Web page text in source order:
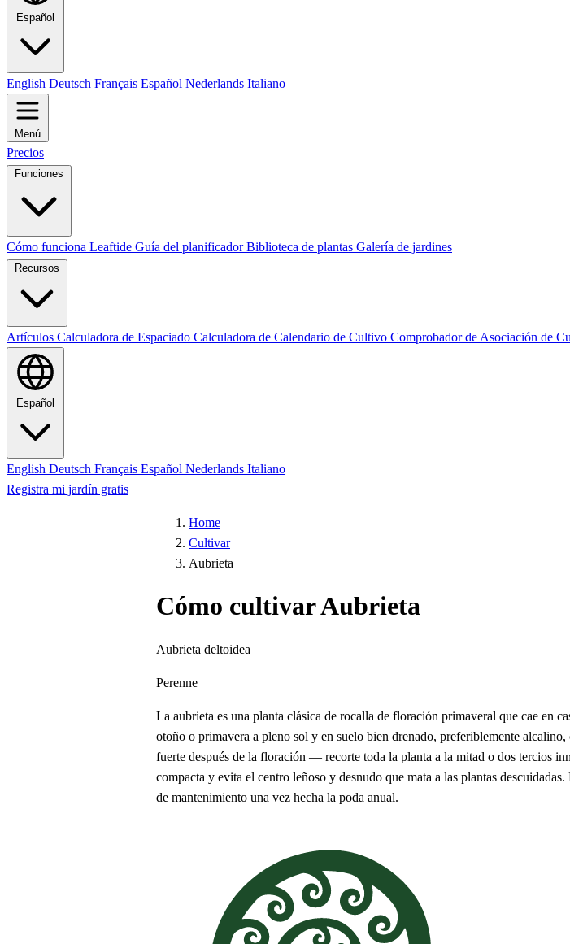
Español
English Deutsch Français Español Nederlands Italiano
Menú
Precios
Funciones
Cómo funciona Leaftide Guía del planificadorBiblioteca de plantas Galería de jardines
Recursos
Artículos Calculadora de Espaciado Calculadora de Calendario de Cultivo Comprobador de Asociación de
Español
English Deutsch Français Español Nederlands Italiano
Registra mi jardín gratis
Home
Cultivar
Aubrieta
Cómo cultivar Aubrieta
Aubrieta deltoidea
Perenne
La aubrieta es una planta clásica de rocalla de floración primaveral que cae en
otoño o primavera a pleno sol y en suelo bien drenado, preferiblemente
fuerte después de la floración — recorte toda la planta a la mitad o dos tercios
compacta y evita el centro leñoso y desnudo que mata a las plantas
de mantenimiento una vez hecha la poda anual.